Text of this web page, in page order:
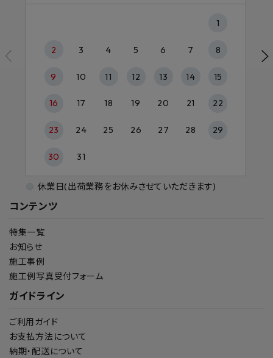
コンテンツ
特集一覧
お知らせ
施工事例
施工例写真受付フォーム
ガイドライン
ご利用ガイド
お支払方法について
納期・配送について
1
2 3 4 5 6 7 8
9 10 11 12 13 14 15
16 17 18 19 20 21 22
23 24 25 26 27 28 29
30 31
休業日(出荷業務をお休みさせていただきます)